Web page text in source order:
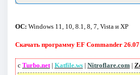
ОС: Windows 11, 10, 8.1, 8, 7, Vista и XP
Скачать программу EF Commander
с Turbo.net| Katfile.ws| Nitroflare.com|